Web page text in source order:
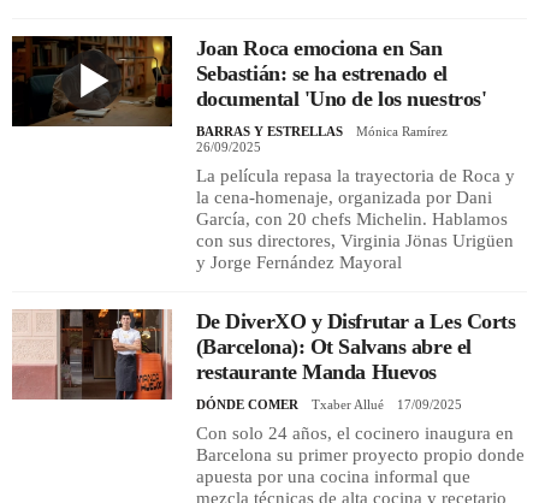
Joan Roca emociona en San
Sebastián: se ha estrenado el
documental 'Uno de los nuestros'
BARRAS Y ESTRELLAS
Mónica Ramírez
26/09/2025
La película repasa la trayectoria de Roca y
la cena-homenaje, organizada por Dani
García, con 20 chefs Michelin. Hablamos
con sus directores, Virginia Jönas Urigüen
y Jorge Fernández Mayoral
De DiverXO y Disfrutar a Les Corts
(Barcelona): Ot Salvans abre el
restaurante Manda Huevos
DÓNDE COMER Txaber Allué 17/09/2025
Con solo 24 años, el cocinero inaugura en
Barcelona su primer proyecto propio donde
apuesta por una cocina informal que
mezcla técnicas de alta cocina y recetario